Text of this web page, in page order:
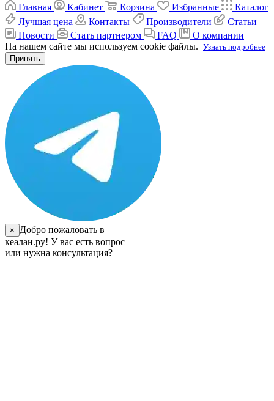
Главная
Кабинет Корзина Избранные
Каталог
Лучшая цена
Контакты Производители
Статьи
Новости
Стать партнером FAQ
О компании
На нашем сайте мы используем cookie файлы. Узнать подробнее
Принять
×
Добро пожаловать в
кеалан.ру! У вас есть вопрос
или нужна консультация?